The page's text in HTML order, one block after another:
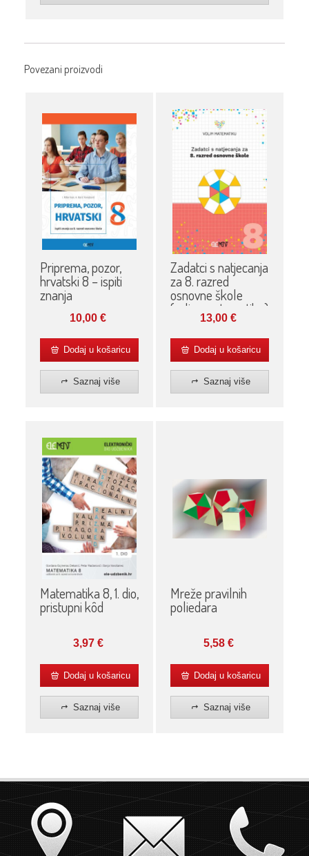
Povezani proizvodi
Priprema, pozor,
hrvatski 8 – ispiti
znanja
10,00€
Dodaj u košaricu
Saznaj više
Zadatci s natjecanja
za 8. razred
osnovne škole
(volim matematiku)
13,00€
Dodaj u košaricu
Saznaj više
Matematika 8, 1. dio,
pristupni kôd
3,97 €
Dodaj u košaricu
Saznaj više
Mreže pravilnih
poliedara
5,58 €
Dodaj u košaricu
Saznaj više